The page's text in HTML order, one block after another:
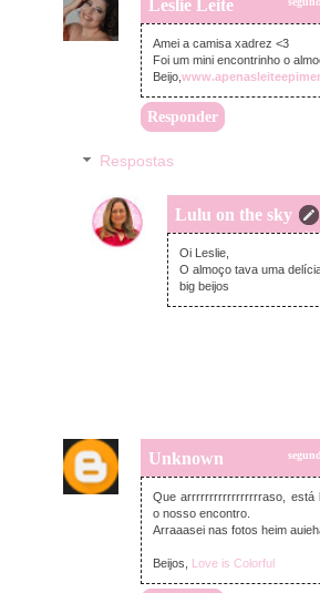
Leslie Leite
Amei a camisa xadrez <3
Foi um mini encontrinho o
Beijo,
Responder
Respostas
Lulu on the sky
terça-
Oi Leslie,
O almoço tava uma
big beijos
Unknown
Que arrrrrrrrrrrrrrrrraso, está
o nosso encontro.
Arraaasei nas fotos heim
Beijos, Love is Colorful